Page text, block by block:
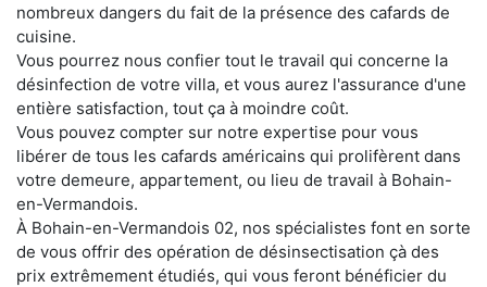
nombreux dangers du fait de la présence des cafards de
cuisine.
Vous pourrez nous confier tout le travail qui concerne la
désinfection de votre villa, et vous aurez l'assurance d'une
entière satisfaction, tout ça à moindre coût.
Vous pouvez compter sur notre expertise pour vous
libérer de tous les cafards américains qui prolifèrent dans
votre demeure, appartement, ou lieu de travail à Bohain-
en-Vermandois.
À Bohain-en-Vermandois 02, nos spécialistes font en sorte
de vous offrir des opération de désinsectisation çà des
prix extrêmement étudiés, qui vous feront bénéficier du